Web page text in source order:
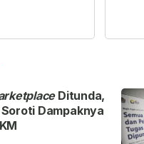
Ditunda,
Dampaknya